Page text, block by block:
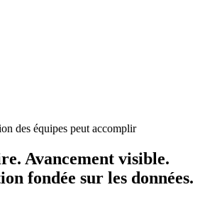
des équipes peut accomplir
Avancement visible.
fondée sur les données.